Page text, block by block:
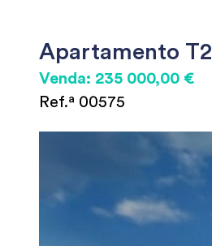
Apartamento T2
Venda: 235 000,00 €
Ref.ª 00575